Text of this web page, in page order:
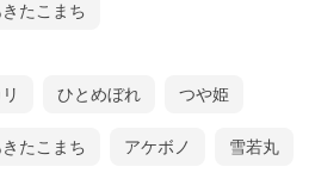
たこまち
ひとめぼれ つや姫
たこまち アケボノ 雪若丸